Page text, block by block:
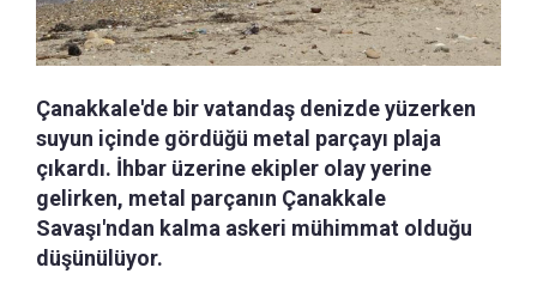
Çanakkale'de bir vatandaş denizde yüzerken
suyun içinde gördüğü metal parçayı plaja
çıkardı. İhbar üzerine ekipler olay yerine
gelirken, metal parçanın Çanakkale
Savaşı'ndan kalma askeri mühimmat olduğu
düşünülüyor.